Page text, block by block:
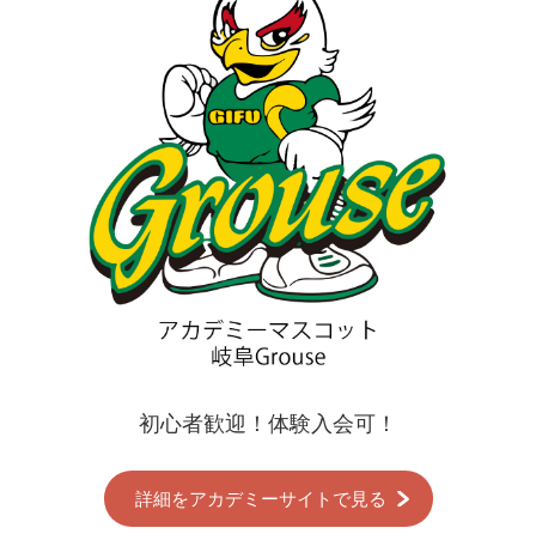
初心者歓迎！体験入会可！
詳細をアカデミーサイトで見る